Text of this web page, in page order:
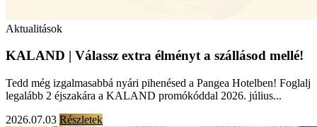
Aktualitások
KALAND | Válassz extra élményt a szállásod mellé!
Tedd még izgalmasabbá nyári pihenésed a Pangea Hotelben! Foglalj
legalább 2 éjszakára a KALAND promókóddal 2026. július...
2026.07.03 Részletek